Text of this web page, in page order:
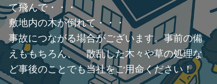
て飛んで・・・
敷地内の木が倒れて・・・
事故につながる場合がございます。事前の備
えももちろん、 散乱した木々や草の処理な
ど事後のことでも当社をご用命ください！